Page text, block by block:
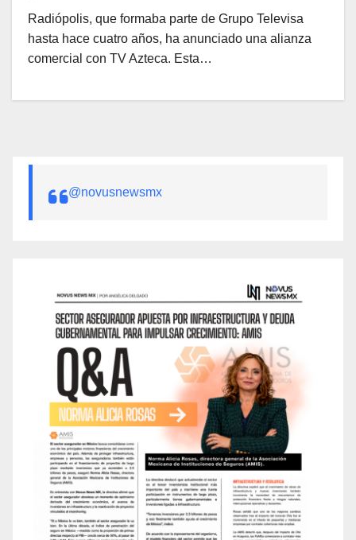
Radiópolis, que formaba parte de Grupo Televisa
hasta hace cuatro años, ha anunciado una alianza
comercial con TV Azteca. Esta…
@novusnewsmx